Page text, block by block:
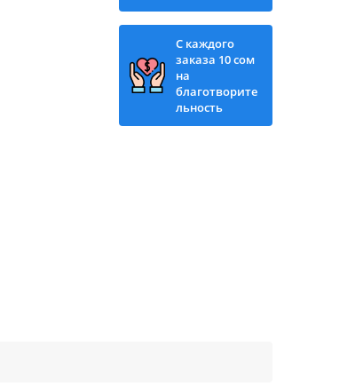
С каждого
заказа 10 сом
на
благотворите
льность